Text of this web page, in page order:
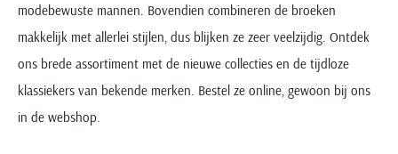
modebewuste mannen. Bovendien combineren de broeken
makkelijk met allerlei stijlen, dus blijken ze zeer veelzijdig. Ontdek
ons brede assortiment met de nieuwe collecties en de tijdloze
klassiekers van bekende merken. Bestel ze online, gewoon bij ons
in de webshop.